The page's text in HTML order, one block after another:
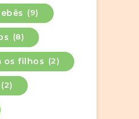
(9)
(8)
os filhos (2)
(2)